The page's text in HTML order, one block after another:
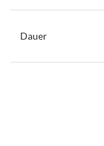
Dauer